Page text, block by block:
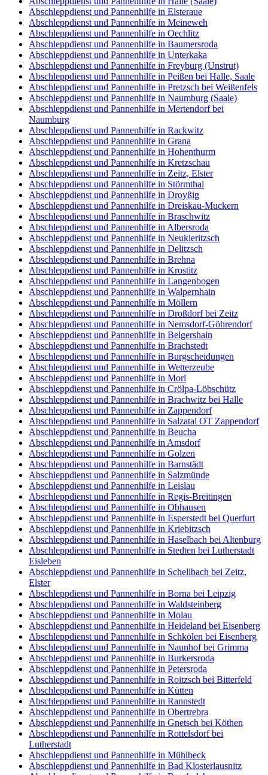
Abschleppdienst und Pannenhilfe in Elsteraue
Abschleppdienst und Pannenhilfe in Meineweh
Abschleppdienst und Pannenhilfe in Oechlitz
Abschleppdienst und Pannenhilfe in Baumersroda
Abschleppdienst und Pannenhilfe in Unterkaka
Abschleppdienst und Pannenhilfe in Freyburg (Unstrut)
Abschleppdienst und Pannenhilfe in Peißen bei Halle, Saale
Abschleppdienst und Pannenhilfe in Pretzsch bei Weißenfels
Abschleppdienst und Pannenhilfe in Naumburg (Saale)
Abschleppdienst und Pannenhilfe in Mertendorf bei
Naumburg
Abschleppdienst und Pannenhilfe in Rackwitz
Abschleppdienst und Pannenhilfe in Grana
Abschleppdienst und Pannenhilfe in Hohenthurm
Abschleppdienst und Pannenhilfe in Kretzschau
Abschleppdienst und Pannenhilfe in Zeitz, Elster
Abschleppdienst und Pannenhilfe in Störmthal
Abschleppdienst und Pannenhilfe in Droyßig
Abschleppdienst und Pannenhilfe in Dreiskau-Muckern
Abschleppdienst und Pannenhilfe in Braschwitz
Abschleppdienst und Pannenhilfe in Albersroda
Abschleppdienst und Pannenhilfe in Neukieritzsch
Abschleppdienst und Pannenhilfe in Delitzsch
Abschleppdienst und Pannenhilfe in Brehna
Abschleppdienst und Pannenhilfe in Krostitz
Abschleppdienst und Pannenhilfe in Langenbogen
Abschleppdienst und Pannenhilfe in Walpernhain
Abschleppdienst und Pannenhilfe in Möllern
Abschleppdienst und Pannenhilfe in Droßdorf bei Zeitz
Abschleppdienst und Pannenhilfe in Nemsdorf-Göhrendorf
Abschleppdienst und Pannenhilfe in Belgershain
Abschleppdienst und Pannenhilfe in Brachstedt
Abschleppdienst und Pannenhilfe in Burgscheidungen
Abschleppdienst und Pannenhilfe in Wetterzeube
Abschleppdienst und Pannenhilfe in Morl
Abschleppdienst und Pannenhilfe in Crölpa-Löbschütz
Abschleppdienst und Pannenhilfe in Brachwitz bei Halle
Abschleppdienst und Pannenhilfe in Zappendorf
Abschleppdienst und Pannenhilfe in Salzatal OT Zappendorf
Abschleppdienst und Pannenhilfe in Beucha
Abschleppdienst und Pannenhilfe in Amsdorf
Abschleppdienst und Pannenhilfe in Golzen
Abschleppdienst und Pannenhilfe in Barnstädt
Abschleppdienst und Pannenhilfe in Salzmünde
Abschleppdienst und Pannenhilfe in Leislau
Abschleppdienst und Pannenhilfe in Regis-Breitingen
Abschleppdienst und Pannenhilfe in Obhausen
Abschleppdienst und Pannenhilfe in Esperstedt bei Querfurt
Abschleppdienst und Pannenhilfe in Kriebitzsch
Abschleppdienst und Pannenhilfe in Haselbach bei Altenburg
Abschleppdienst und Pannenhilfe in Stedten bei Lutherstadt
Eisleben
Abschleppdienst und Pannenhilfe in Schellbach bei Zeitz,
Elster
Abschleppdienst und Pannenhilfe in Borna bei Leipzig
Abschleppdienst und Pannenhilfe in Waldsteinberg
Abschleppdienst und Pannenhilfe in Molau
Abschleppdienst und Pannenhilfe in Heideland bei Eisenberg
Abschleppdienst und Pannenhilfe in Schkölen bei Eisenberg
Abschleppdienst und Pannenhilfe in Naunhof bei Grimma
Abschleppdienst und Pannenhilfe in Burkersroda
Abschleppdienst und Pannenhilfe in Petersroda
Abschleppdienst und Pannenhilfe in Roitzsch bei Bitterfeld
Abschleppdienst und Pannenhilfe in Kütten
Abschleppdienst und Pannenhilfe in Rannstedt
Abschleppdienst und Pannenhilfe in Obertrebra
Abschleppdienst und Pannenhilfe in Gnetsch bei Köthen
Abschleppdienst und Pannenhilfe in Rottelsdorf bei
Lutherstadt
Abschleppdienst und Pannenhilfe in Mühlbeck
Abschleppdienst und Pannenhilfe in Bad Klosterlausnitz